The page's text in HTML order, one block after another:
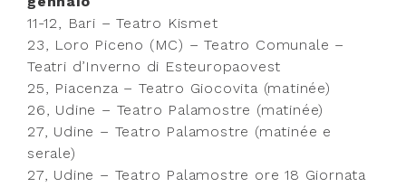
11-12, Bari – Teatro Kismet
23, Loro Piceno (MC) – Teatro Comunale –
Teatri d’Inverno di Esteuropaovest
25, Piacenza – Teatro Giocovita (matinée)
26, Udine – Teatro Palamostre (matinée)
27, Udine – Teatro Palamostre (matinée e
serale)
27, Udine – Teatro Palamostre ore 18 Giornata